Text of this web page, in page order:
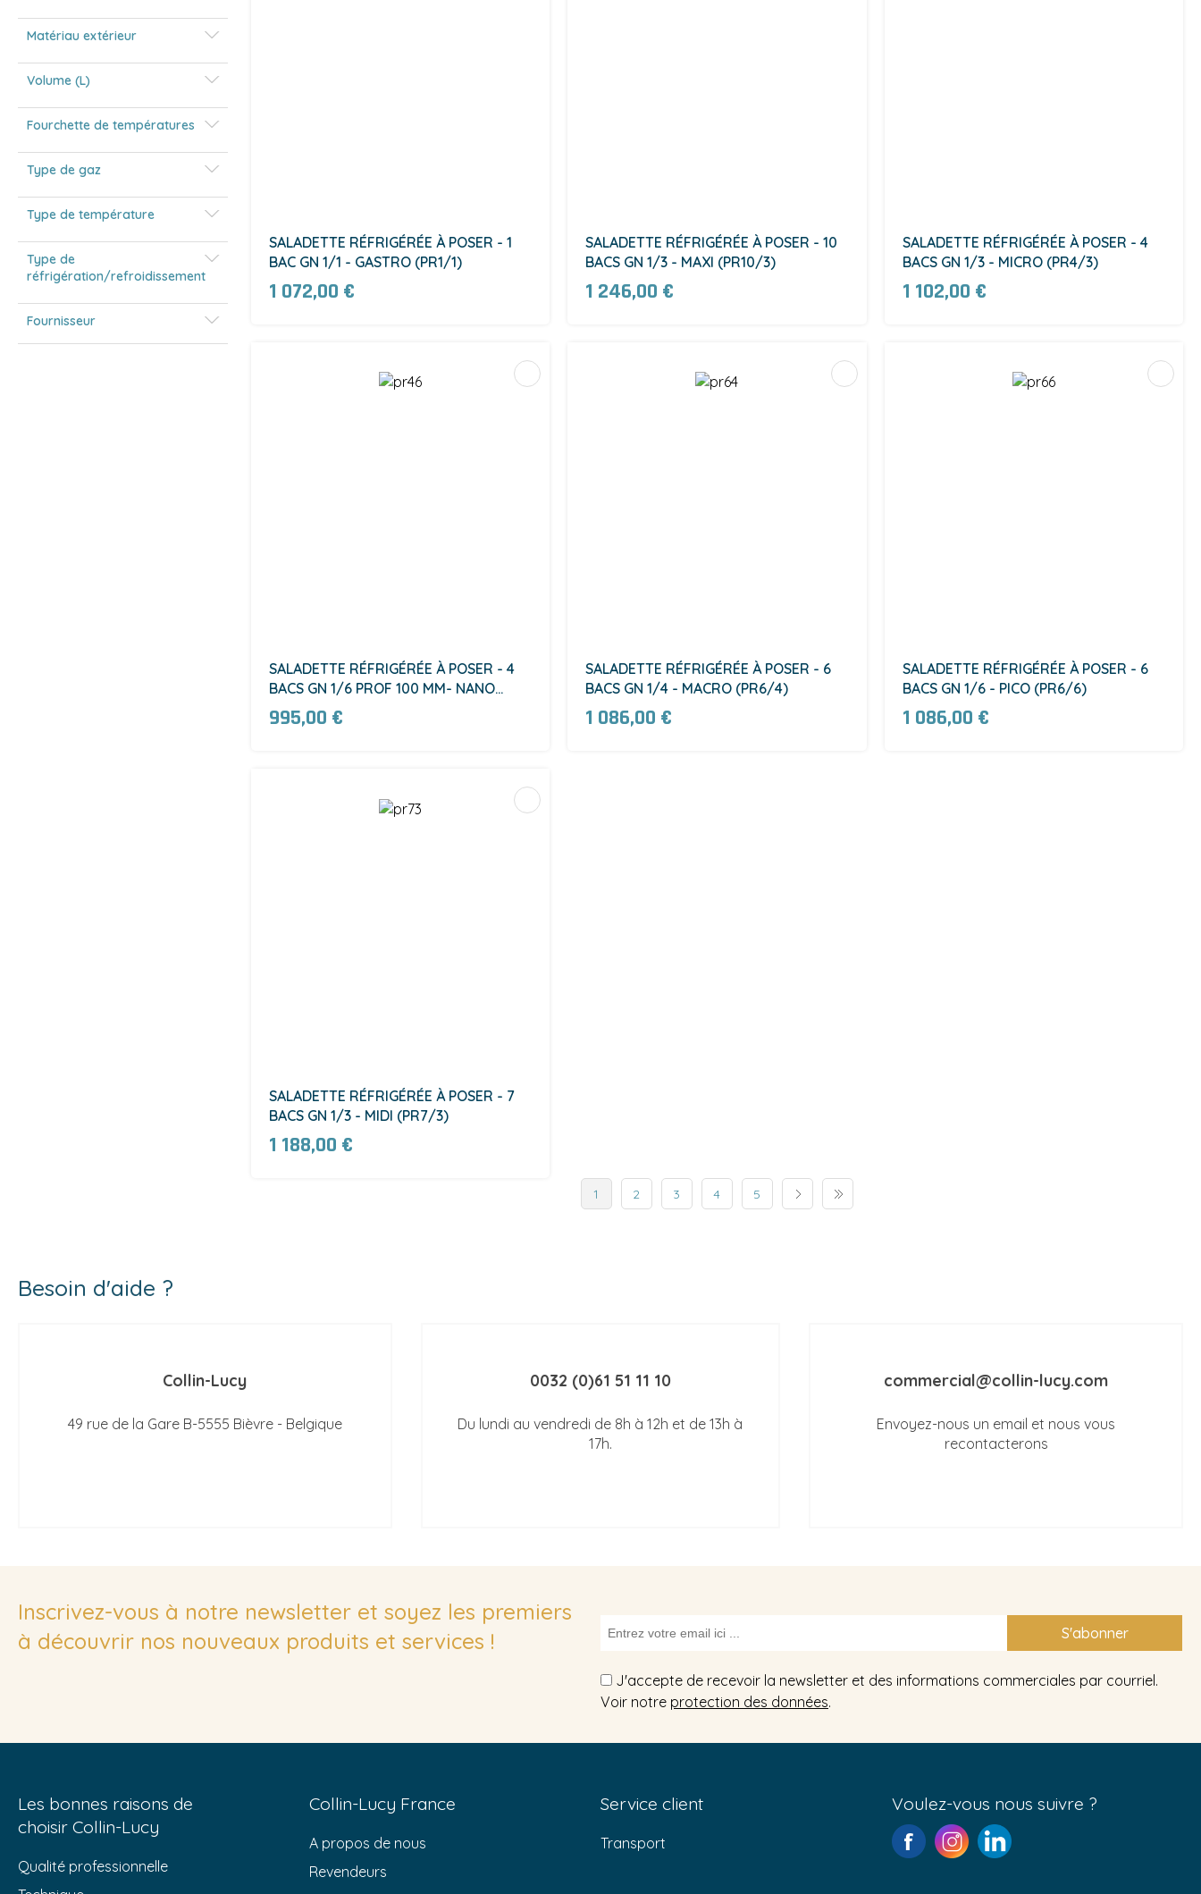
Matériau extérieur
Volume (L)
Fourchette de températures
Type de gaz
Type de température
Type de
réfrigération/refroidissement
Fournisseur
SALADETTE RÉFRIGÉRÉE À POSER - 1
BAC GN 1/1 - GASTRO (PR1/1)
1 072,00 €
SALADETTE RÉFRIGÉRÉE À POSER - 10
BACS GN 1/3 - MAXI (PR10/3)
1 246,00 €
SALADETTE RÉFRIGÉRÉE À POSER - 4
BACS GN 1/3 - MICRO (PR4/3)
1 102,00 €
SALADETTE RÉFRIGÉRÉE À POSER - 4
BACS GN 1/6 PROF 100 MM- NANO
(PR4/6)
995,00 €
SALADETTE RÉFRIGÉRÉE À POSER - 6
BACS GN 1/4 - MACRO (PR6/4)
1 086,00 €
SALADETTE RÉFRIGÉRÉE À POSER - 6
BACS GN 1/6 - PICO (PR6/6)
1 086,00 €
SALADETTE RÉFRIGÉRÉE À POSER - 7
BACS GN 1/3 - MIDI (PR7/3)
1 188,00 €
1 2 3 4 5
Besoin d'aide ?
Collin-Lucy
49 rue de la Gare B-5555 Bièvre - Belgique
0032 (0)61 51 11 10
Du lundi au vendredi de 8h à 12h et de 13h à
17h.
commercial@collin-lucy.com
Envoyez-nous un email et nous vous
recontacterons
Inscrivez-vous à notre newsletter et soyez les premiers
à découvrir nos nouveaux produits et services !
S'abonner
J'accepte de recevoir la newsletter et des informations commerciales par courriel.
Voir notre protection des données.
Les bonnes raisons de
choisir Collin-Lucy
Qualité professionnelle
Collin-Lucy France
A propos de nous
Revendeurs
Service client
Transport
Voulez-vous nous suivre ?